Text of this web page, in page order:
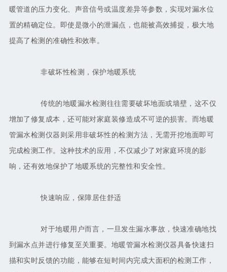
暖管道的压力变化、声音信号或温度差异等参数，实现对漏水位
置的精确定位。即使是微小的泄漏点，也能被高效捕捉，极大地
提高了检测的准确性和效率。
非破坏性检测，保护地暖系统
传统的地暖漏水检测往往需要破坏地面或墙壁，这不仅
增加了修复成本，还可能对家庭装修造成不可逆的损害。而地暖
管漏水检测仪器则采用非破坏性的检测方法，无需开挖地面即可
完成检测工作。这种技术的应用，不仅减少了对家庭环境的影
响，还有效地保护了地暖系统的完整性和安全性。
快速响应，保障居住舒适
对于地暖用户而言，一旦发生漏水事故，快速准确地找
到漏水点并进行修复至关重要。地暖管漏水检测仪器具备快速扫
描和实时反馈的功能，能够在短时间内完成大面积的检测工作，